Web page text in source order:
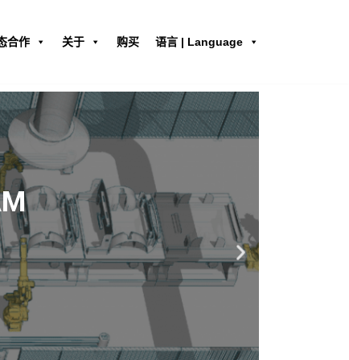
合作 关于 购买 语言 | Language
次亮